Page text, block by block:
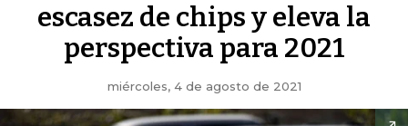
escasez de chips y eleva la
perspectiva para 2021
miércoles, 4 de agosto de 2021